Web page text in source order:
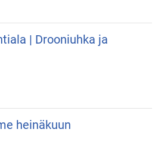
| Drooniuhka ja
heinäkuun